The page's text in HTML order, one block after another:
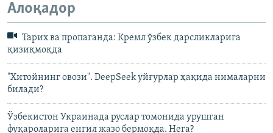
Алоқадор
Тарих ва пропаганда: Кремл ўзбек дарсликларига
қизиқмоқда
"Хитойнинг овози". DeepSeek уйғурлар ҳақида нималарни
билади?
Ўзбекистон Украинада руслар томонида урушган
фуқароларига енгил жазо бермоқда. Нега?